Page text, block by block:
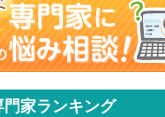
門家ランキング